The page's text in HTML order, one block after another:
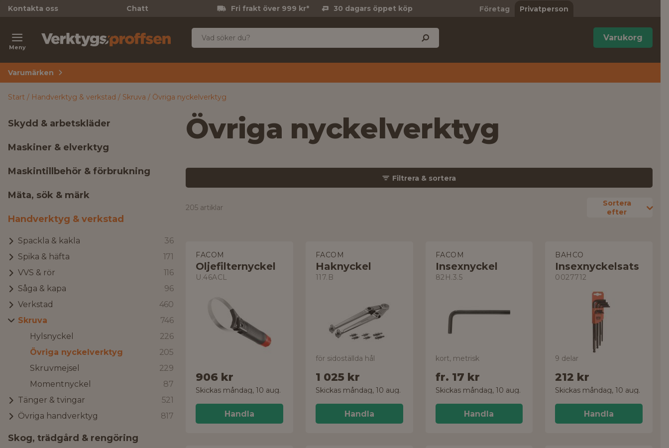
Kontakta oss Chatt Fri frakt över 999 kr* 30 dagars öppet köp Företag Privatperson
Meny
Varukorg
Varumärken
Start Handverktyg & verkstad Skruva Övriga nyckelverktyg
Skydd & arbetskläder
Maskiner & elverktyg
Maskintillbehör & förbrukning
Mäta, sök & märk
Handverktyg & verkstad
Spackla & kakla
36
Spika & häfta
171
VVS & rör
116
Såga & kapa
96
Verkstad
460
Skruva
746
Hylsnyckel
226
Övriga nyckelverktyg
205
Skruvmejsel
229
Momentnyckel
87
Tänger & tvingar
521
Övriga handverktyg
817
Skog, trädgård & rengöring
Övriga nyckelverktyg
Filtrera & sortera
205 artiklar
Sortera
efter
FACOM
Oljefilternyckel
U.46ACL
906 kr
Skickas måndag, 10 aug.
Handla
FACOM
Haknyckel
117.B
för sidoställda hål
1 025 kr
Skickas måndag, 10 aug.
Handla
FACOM
Insexnyckel
82H.3.5
kort, metrisk
fr. 17 kr
Skickas måndag, 10 aug.
Handla
BAHCO
Insexnyckelsats
0027712
9 delar
212 kr
Skickas måndag, 10 aug.
Handla